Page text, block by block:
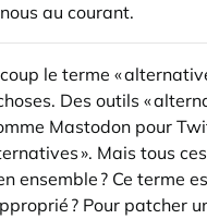
au courant.
le terme «
Des outils «
Mastodon pour
». Mais tous
ensemble ? Ce terme
? Pour patcher